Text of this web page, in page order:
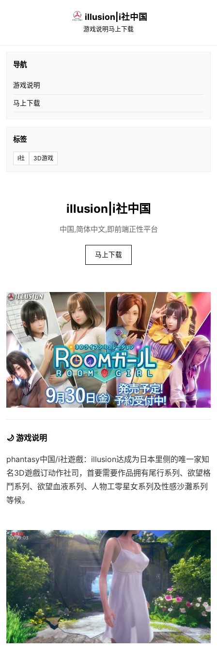
illusion|i社中国
游戏说明马上下载
导航
游戏说明
马上下载
标签
I社 3D游戏
illusion|i社中国
中国,简体中文,即前端正性平台
马上下载
🌙 游戏说明
phantasy中国/i社遊戲：illusion达成为日本里侧的唯一家知
名3D遊戲订动作社司，首要需要作品拥有尾行系列、欲望格
鬥系列、欲望血液系列、人物工零星女系列及性感沙灘系列
等候。